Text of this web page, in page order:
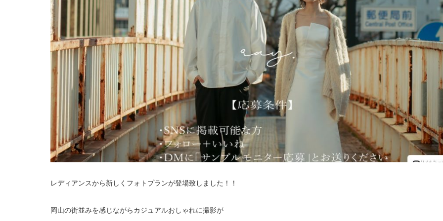
レディアンスから新しくフォトプランが登場致しました！！
岡山の街並みを感じながらカジュアルおしゃれに撮影が